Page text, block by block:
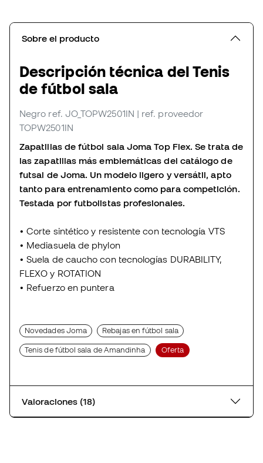
Sobre el producto
Descripción técnica del Tenis
de fútbol sala
Negro ref. JO_TOPW2501IN | ref. proveedor
TOPW2501IN
Zapatillas de fútbol sala Joma Top Flex. Se trata de
las zapatillas más emblemáticas del catálogo de
futsal de Joma. Un modelo ligero y versátil, apto
tanto para entrenamiento como para competición.
Testada por futbolistas profesionales.
• Corte sintético y resistente con tecnología VTS
• Mediasuela de phylon
• Suela de caucho con tecnologías DURABILITY,
FLEXO y ROTATION
• Refuerzo en puntera
Novedades Joma Rebajas en fútbol sala
Tenis de fútbol sala de Amandinha Oferta
Valoraciones (18)